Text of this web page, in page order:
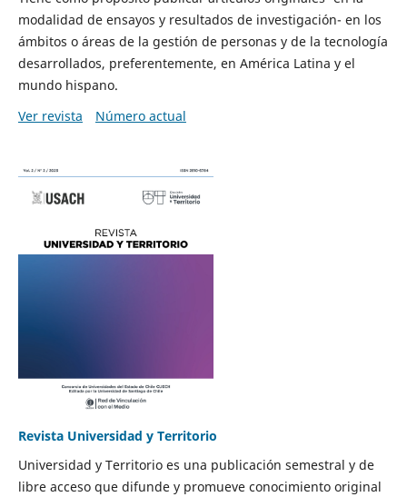
modalidad de ensayos y resultados de investigación- en los
ámbitos o áreas de la gestión de personas y de la tecnología
desarrollados, preferentemente, en América Latina y el
mundo hispano.
Ver revista
Número actual
Revista Universidad y Territorio
Universidad y Territorio es una publicación semestral y de
libre acceso que difunde y promueve conocimiento original